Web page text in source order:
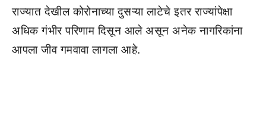
राज्यात देखील कोरोनाच्या दुसऱ्या लाटेचे इतर राज्यांपेक्षा
अधिक गंभीर परिणाम दिसून आले असून अनेक नागरिकांना
आपला जीव गमवावा लागला आहे.